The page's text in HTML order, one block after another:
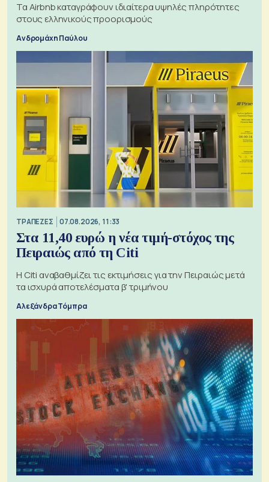
Τα Airbnb καταγράφουν ιδιαίτερα υψηλές πληρότητες
στους ελληνικούς προορισμούς
Ανδρομάχη Παύλου
ΤΡΑΠΕΖΕΣ 07.08.2026, 11:33
Στα 11,40 ευρώ η νέα τιμή-στόχος της
Πειραιώς από τη Citi
Η Citi αναβαθμίζει τις εκτιμήσεις για την Πειραιώς μετά
τα ισχυρά αποτελέσματα β' τριμήνου
Αλεξάνδρα Τόμπρα